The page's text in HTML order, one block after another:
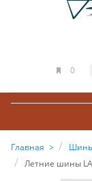
0
Главная
Летние шины